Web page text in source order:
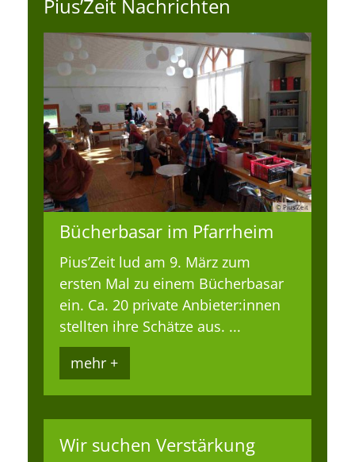
Pius’Zeit Nachrichten
© Pius’Zeit
Bücherbasar im Pfarrheim
Pius’Zeit lud am 9. März zum
ersten Mal zu einem Bücherbasar
ein. Ca. 20 private Anbieter:innen
stellten ihre Schätze aus. ...
mehr +
Wir suchen Verstärkung